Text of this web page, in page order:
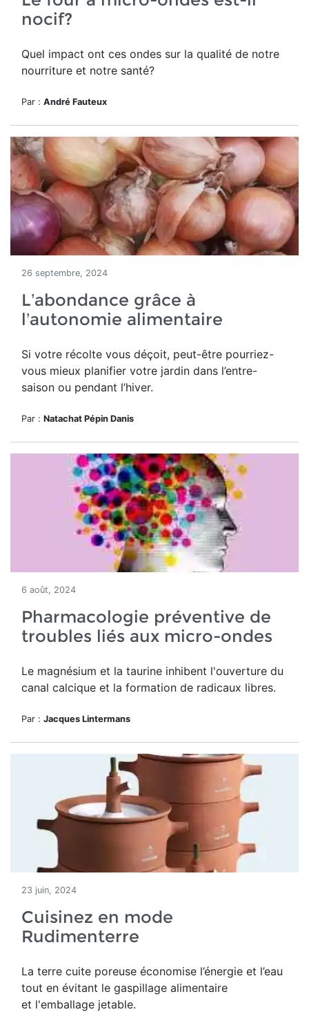
nocif?
Quel impact ont ces ondes sur la qualité de notre
nourriture et notre santé?
Par : André Fauteux
26 septembre, 2024
L’abondance grâce à
l’autonomie alimentaire
Si votre récolte vous déçoit, peut-être pourriez-
vous mieux planifier votre jardin dans l’entre-
saison ou pendant l’hiver.
Par : Natachat Pépin Danis
6 août, 2024
Pharmacologie préventive de
troubles liés aux micro-ondes
Le magnésium et la taurine inhibent l'ouverture du
canal calcique et la formation de radicaux libres.
Par : Jacques Lintermans
23 juin, 2024
Cuisinez en mode
Rudimenterre
La terre cuite poreuse économise l’énergie et l’eau
tout en évitant le gaspillage alimentaire
et l'emballage jetable.